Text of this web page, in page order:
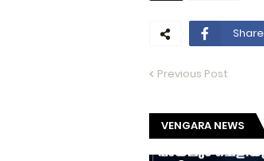
Share
Previous Post
VENGARA NEWS